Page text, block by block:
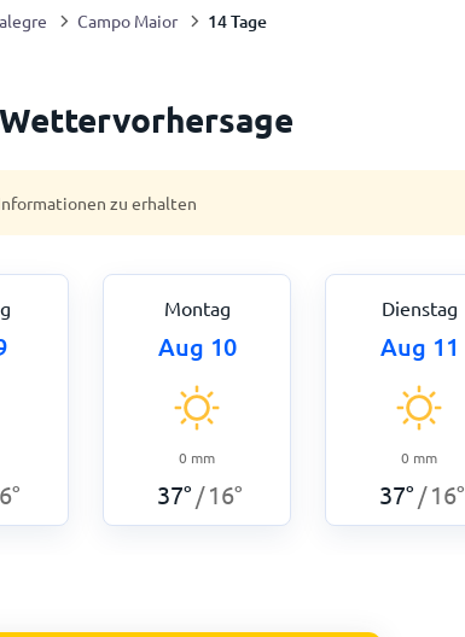
Campo Maior 14 Tage
zu erhalten
°
Montag
Aug 10
0 mm
37° / 16°
Dienstag
Aug 11
0 mm
37° / 16°